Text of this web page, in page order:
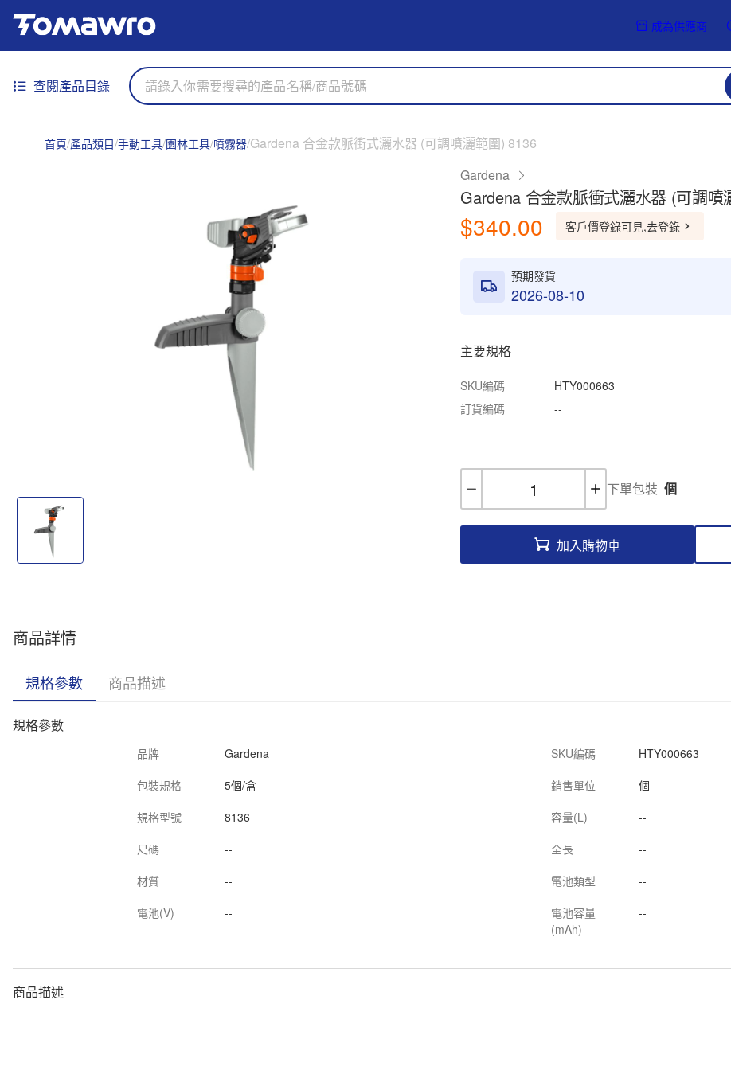
成為供應商
查閱產品目錄
首頁 產品類目 手動工具 園林工具 噴霧器 Gardena 合金款脈衝式灑水器 (可調噴灑範圍) 8136
Gardena
Gardena 合金款脈衝式灑水器 (可調噴
$340.00 客戶價登錄可見,去登錄
預期發貨
2026-08-10
主要規格
SKU編碼 HTY000663
訂貨編碼
--
下單包裝 個
加入購物車
商品詳情
規格參數 商品描述
規格參數
品牌 Gardena SKU編碼
HTY000663
包裝規格
5個/盒 銷售單位
個
規格型號
8136 容量(L)
--
尺碼
-- 全長
--
材質
-- 電池類型
--
電池(V)
--
電池容量
(mAh)
--
商品描述